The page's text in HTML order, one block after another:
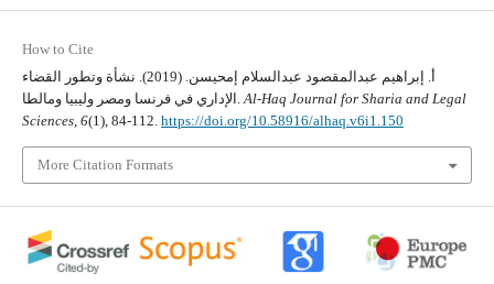
How to Cite
أ. إبراهيم عبدالمقصود عبدالسلام إمحيسن. (2019). نشأة وتطور القضاء
Al-Haq Journal for Sharia and Legal
Sciences, 6(1), 84-112. https://doi.org/10.58916/alhaq.v6i1.150
More Citation Formats